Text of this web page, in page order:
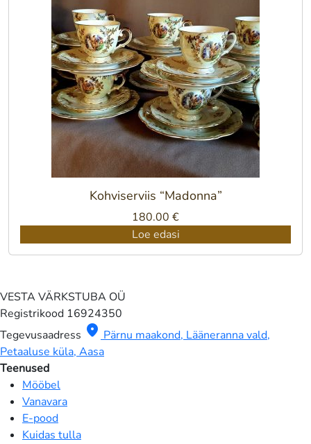
Kohviserviis “Madonna”
180.00 €
Loe edasi
VESTA VÄRKSTUBA OÜ
Registrikood 16924350
Tegevusaadress location_on Pärnu maakond, Lääneranna vald,
Petaaluse küla, Aasa
Teenused
Mööbel
Vanavara
E-pood
Kuidas tulla